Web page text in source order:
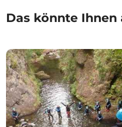
Das könnte Ihnen